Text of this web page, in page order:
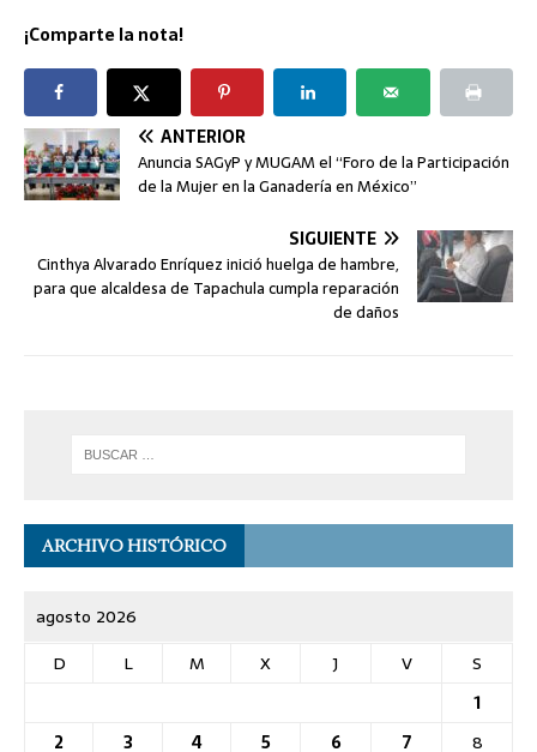
¡Comparte la nota!
ANTERIOR
Anuncia SAGyP y MUGAM el “Foro de la Participación
de la Mujer en la Ganadería en México”
SIGUIENTE
Cinthya Alvarado Enríquez inició huelga de hambre,
para que alcaldesa de Tapachula cumpla reparación
de daños
ARCHIVO HISTÓRICO
agosto 2026
D
L M X J V
S
1
2
3 4 5 6 7
8